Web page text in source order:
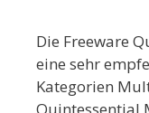
Die Freeware
eine sehr
Kategorien